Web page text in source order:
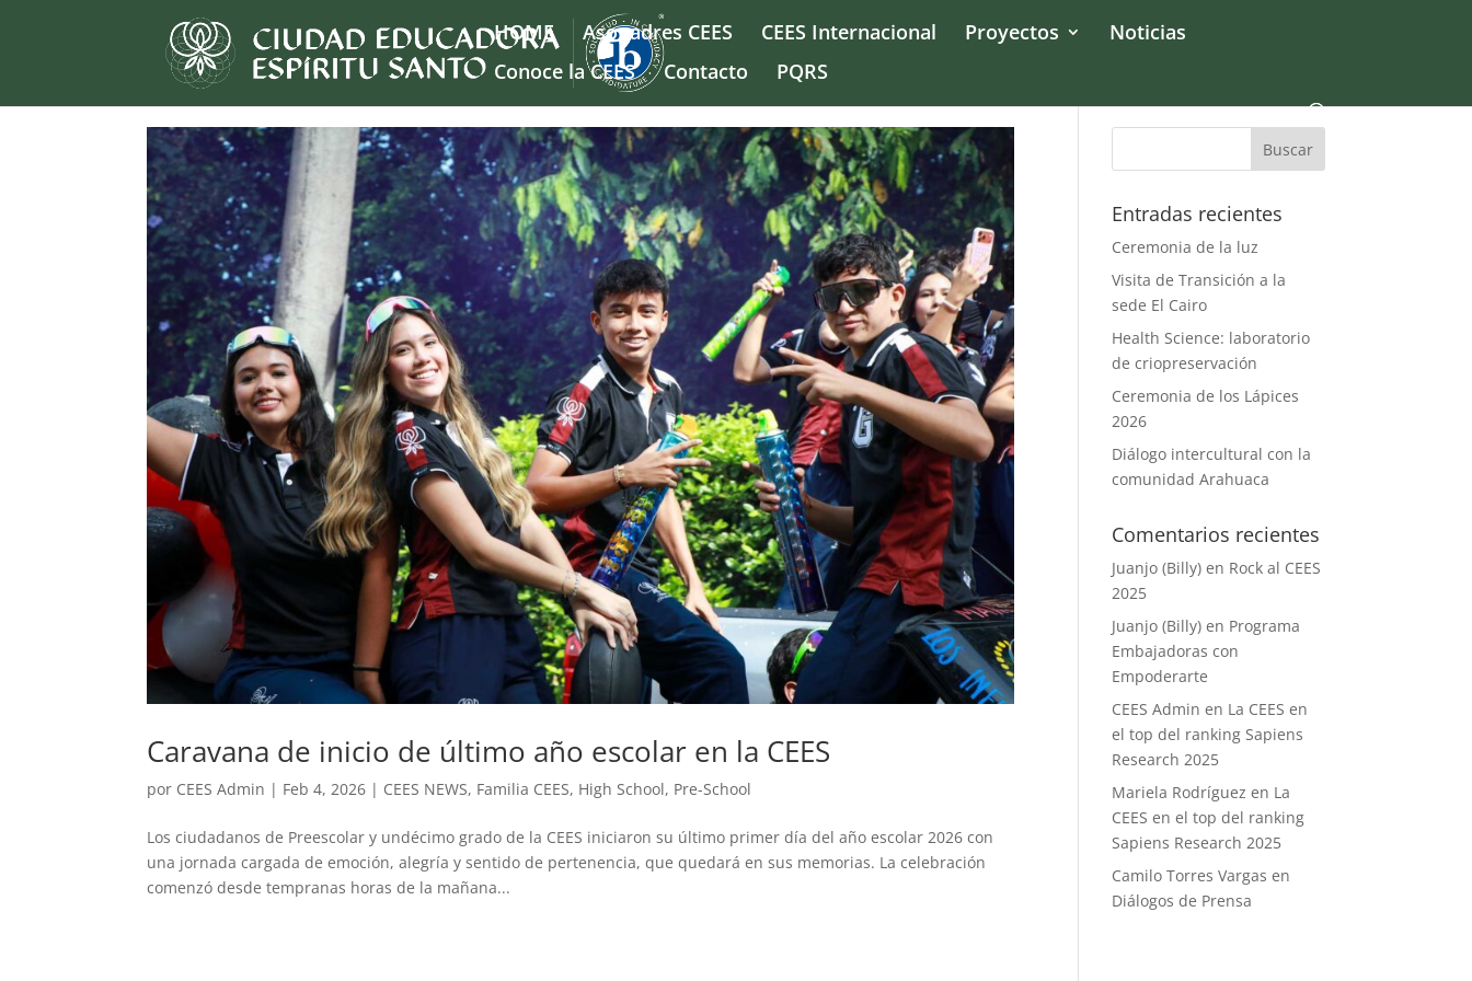
HOME Asopadres CEES CEES Internacional Proyectos
Noticias
Conoce la CEES
Contacto PQRS
Caravana de inicio de último año escolar en la CEES
por CEES Admin | Feb 4, 2026 | CEES NEWS, Familia CEES, High School, Pre-School
Los ciudadanos de Preescolar y undécimo grado de la CEES iniciaron su último primer día del año escolar 2026 con
una jornada cargada de emoción, alegría y sentido de pertenencia, que quedará en sus memorias. La celebración
comenzó desde tempranas horas de la mañana...
Entradas recientes
Ceremonia de la luz
Visita de Transición a la
sede El Cairo
Health Science: laboratorio
de criopreservación
Ceremonia de los Lápices
2026
Diálogo intercultural con la
comunidad Arahuaca
Comentarios recientes
Juanjo (Billy) en Rock al CEES
2025
Juanjo (Billy) en Programa
Embajadoras con
Empoderarte
CEES Admin en La CEES en
el top del ranking Sapiens
Research 2025
Mariela Rodríguez en La
CEES en el top del ranking
Sapiens Research 2025
Camilo Torres Vargas en
Diálogos de Prensa